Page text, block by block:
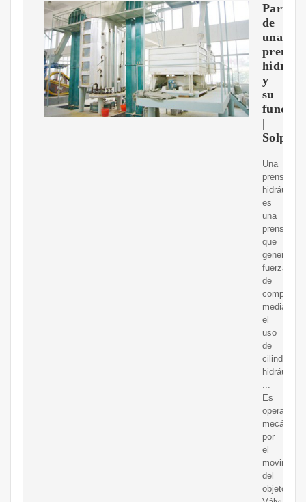
Partes
de
una
prensa
y
su
|
Una
prensa
hidráulica
es
una
prensa
que
genera
fuerza
de
mediante
el
uso
de
cilindros
Es
operado
por
el
del
objeto.